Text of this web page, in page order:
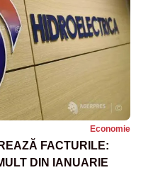
Economie
FACTURILE:
DIN IANUARIE